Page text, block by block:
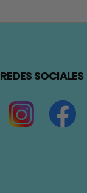
REDES SOCIALES